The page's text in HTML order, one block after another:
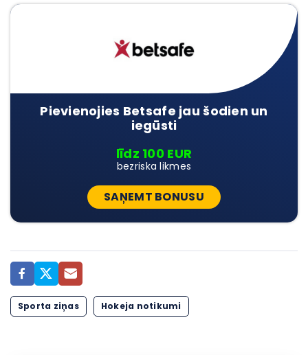
Pievienojies Betsafe jau šodien un
iegūsti
līdz 100 EUR
bezriska likmes
SAŅEMT BONUSU
Sporta ziņas Hokeja notikumi